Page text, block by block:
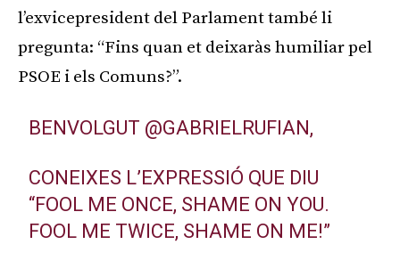
l’exvicepresident del Parlament també li
pregunta: “Fins quan et deixaràs humiliar pel
PSOE i els Comuns?”.
BENVOLGUT @GABRIELRUFIAN,
CONEIXES L’EXPRESSIÓ QUE DIU
“FOOL ME ONCE, SHAME ON YOU.
FOOL ME TWICE, SHAME ON ME!”